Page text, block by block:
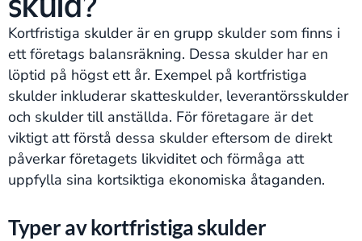
Kortfristiga skulder är en grupp skulder som finns i
ett företags balansräkning. Dessa skulder har en
löptid på högst ett år. Exempel på kortfristiga
skulder inkluderar skatteskulder, leverantörsskulder
och skulder till anställda​​. För företagare är det
viktigt att förstå dessa skulder eftersom de direkt
påverkar företagets likviditet och förmåga att
uppfylla sina kortsiktiga ekonomiska åtaganden.
Typer av kortfristiga skulder